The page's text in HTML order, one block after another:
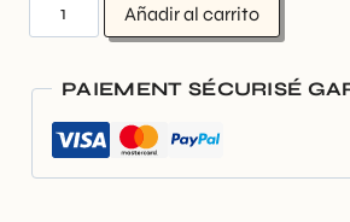
Añadir al carrito
PAIEMENT SÉCURISÉ